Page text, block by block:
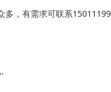
多，有需求可联系